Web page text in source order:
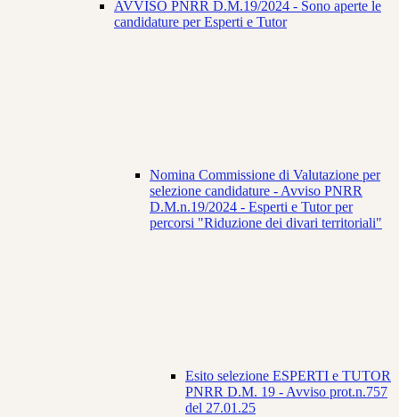
AVVISO PNRR D.M.19/2024 - Sono aperte le
candidature per Esperti e Tutor
Nomina Commissione di Valutazione per
selezione candidature - Avviso PNRR
D.M.n.19/2024 - Esperti e Tutor per
percorsi "Riduzione dei divari territoriali"
Esito selezione ESPERTI e TUTOR
PNRR D.M. 19 - Avviso prot.n.757
del 27.01.25